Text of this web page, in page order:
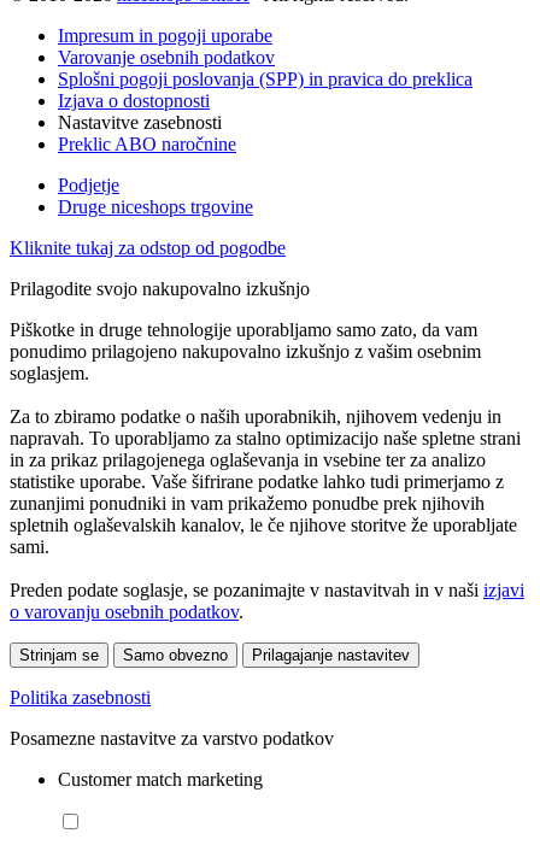
Impresum in pogoji uporabe
Varovanje osebnih podatkov
Splošni pogoji poslovanja (SPP) in pravica do preklica
Izjava o dostopnosti
Nastavitve zasebnosti
Preklic ABO naročnine
Podjetje
Druge niceshops trgovine
Kliknite tukaj za odstop od pogodbe
Prilagodite svojo nakupovalno izkušnjo
Piškotke in druge tehnologije uporabljamo samo zato, da vam
ponudimo prilagojeno nakupovalno izkušnjo z vašim osebnim
soglasjem.
Za to zbiramo podatke o naših uporabnikih, njihovem vedenju in
napravah. To uporabljamo za stalno optimizacijo naše spletne strani
in za prikaz prilagojenega oglaševanja in vsebine ter za analizo
statistike uporabe. Vaše šifrirane podatke lahko tudi primerjamo z
zunanjimi ponudniki in vam prikažemo ponudbe prek njihovih
spletnih oglaševalskih kanalov, le če njihove storitve že uporabljate
sami.
Preden podate soglasje, se pozanimajte v nastavitvah in v naši izjavi
o varovanju osebnih podatkov.
Strinjam se Samo obvezno Prilagajanje nastavitev
Politika zasebnosti
Posamezne nastavitve za varstvo podatkov
Customer match marketing